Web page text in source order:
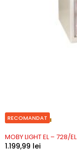
RECOMANDAT
Precomanda
MOBY LIGHT EL – 728/EL
1.199,99 lei